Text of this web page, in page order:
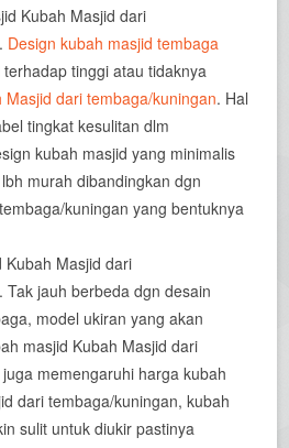
Kubah Masjid dari
Design kubah masjid tembaga
tinggi atau tidaknya
Masjid dari tembaga/kuningan. Hal
tingkat kesulitan dlm
kubah masjid yang minimalis
murah dibandingkan dgn
kuningan yang bentuknya
Kubah Masjid dari
Tak jauh berbeda dgn desain
model ukiran yang akan
masjid Kubah Masjid dari
memengaruhi harga kubah
dari tembaga/kuningan, kubah
sulit untuk diukir pastinya